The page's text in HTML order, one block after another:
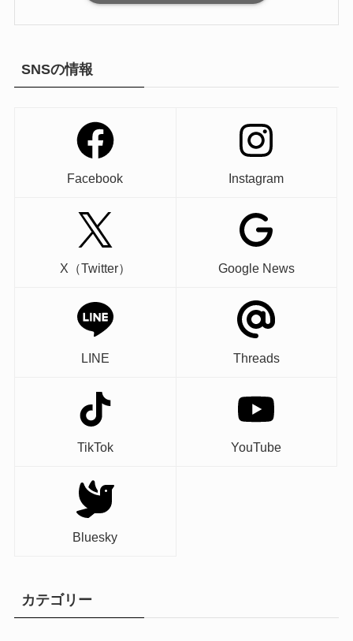
SNSの情報
Facebook Instagram
X（Twitter） Google News
LINE Threads
TikTok YouTube
Bluesky
カテゴリー